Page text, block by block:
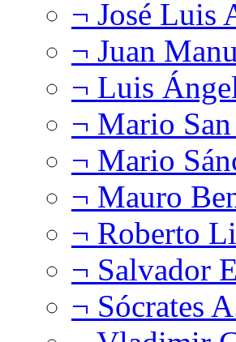
¬ José Luis
¬ Juan
¬ Luis
¬ Mario
¬ Mario
¬ Mauro
¬ Roberto
¬ Salvador
¬ Sócrates